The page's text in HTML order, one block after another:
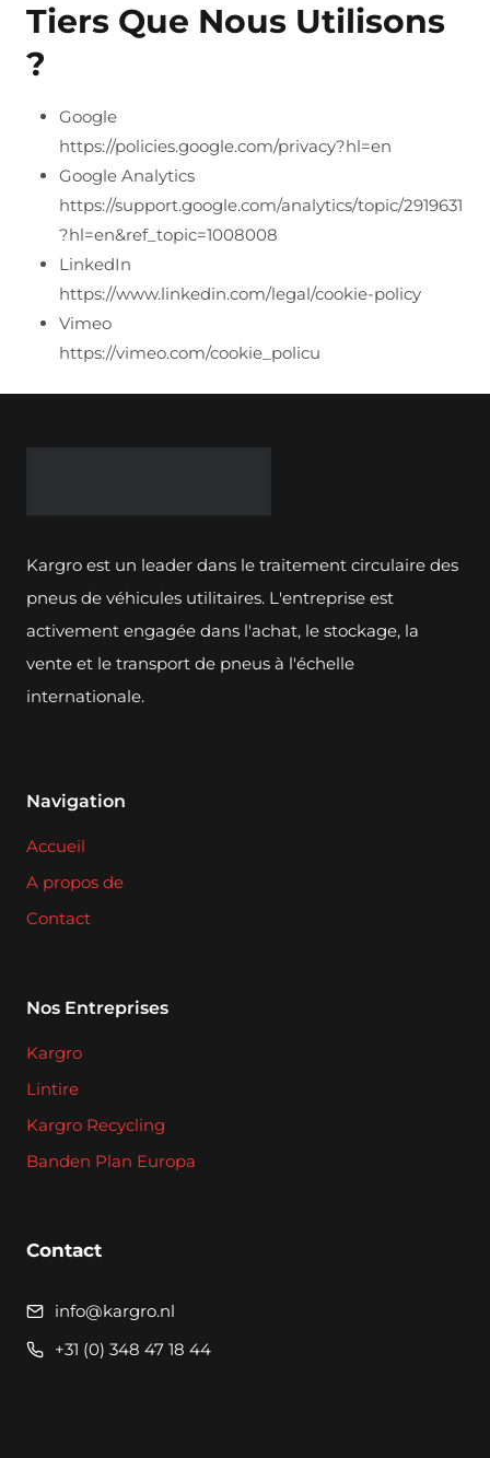
Tiers Que Nous Utilisons
?
Google
https://policies.google.com/privacy?hl=en
Google Analytics
https://support.google.com/analytics/topic/2919631
?hl=en&ref_topic=1008008
LinkedIn
https://www.linkedin.com/legal/cookie-policy
Vimeo
https://vimeo.com/cookie_policu
Kargro est un leader dans le traitement circulaire des
pneus de véhicules utilitaires. L'entreprise est
activement engagée dans l'achat, le stockage, la
vente et le transport de pneus à l'échelle
internationale.
Navigation
Accueil
A propos de
Contact
Nos Entreprises
Kargro
Lintire
Kargro Recycling
Banden Plan Europa
Contact
info@kargro.nl
+31 (0) 348 47 18 44